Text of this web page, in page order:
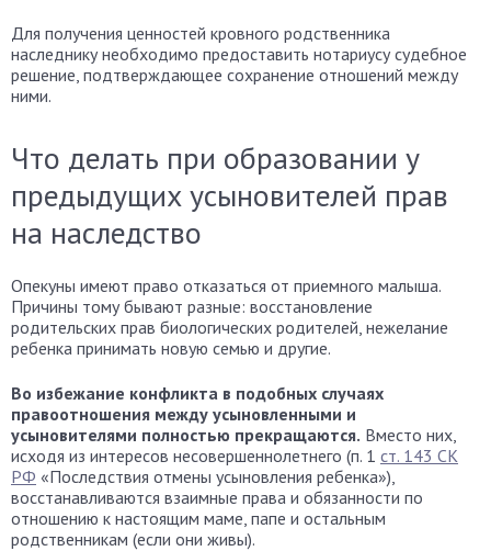
Для получения ценностей кровного родственника
наследнику необходимо предоставить нотариусу судебное
решение, подтверждающее сохранение отношений между
ними.
Что делать при образовании у
предыдущих усыновителей прав
на наследство
Опекуны имеют право отказаться от приемного малыша.
Причины тому бывают разные: восстановление
родительских прав биологических родителей, нежелание
ребенка принимать новую семью и другие.
Во избежание конфликта в подобных случаях
правоотношения между усыновленными и
усыновителями полностью прекращаются. Вместо них,
исходя из интересов несовершеннолетнего (п. 1 ст. 143 СК
РФ «Последствия отмены усыновления ребенка»),
восстанавливаются взаимные права и обязанности по
отношению к настоящим маме, папе и остальным
родственникам (если они живы).